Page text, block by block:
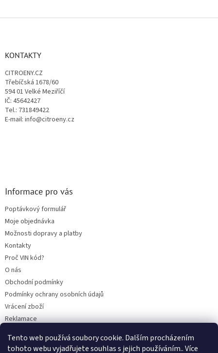
Tento web používá soubory cookie. Dalším procházením
tohoto webu vyjadřujete souhlas s jejich používáním.. Více
KONTAKTY
CITROENY.CZ
Třebíčská 1678/60
594 01 Velké Meziříčí
IČ: 45642427
Tel.: 731849422
E-mail: info@citroeny.cz
Informace pro vás
Poptávkový formulář
Moje objednávka
Možnosti dopravy a platby
Kontakty
Proč VIN kód?
O nás
Obchodní podmínky
Podmínky ochrany osobních údajů
Vrácení zboží
Reklamace
BLOG